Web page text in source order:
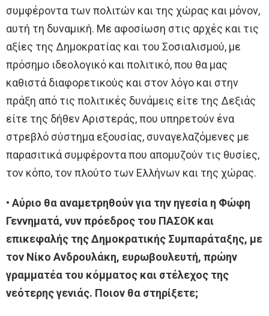
συμφέροντα των πολιτών και της χώρας και μόνον,
αυτή τη δυναμική. Με αφοσίωση στις αρχές και τις
αξίες της Δημοκρατίας και του Σοσιαλισμού, με
πρόσημο ιδεολογικό και πολιτικό, που θα μας
καθιστά διαφορετικούς και στον λόγο και στην
πράξη από τις πολιτικές δυνάμεις είτε της Δεξιάς
είτε της δήθεν Αριστεράς, που υπηρετούν ένα
στρεβλό σύστημα εξουσίας, συναγελαζόμενες με
παρασιτικά συμφέροντα που απομυζούν τις θυσίες,
τον κόπο, τον πλούτο των Ελλήνων και της χώρας.
• Αύριο θα αναμετρηθούν για την ηγεσία η Φώφη
Γεννηματά, νυν πρόεδρος του ΠΑΣΟΚ και
επικεφαλής της Δημοκρατικής Συμπαράταξης, με
τον Νίκο Ανδρουλάκη, ευρωβουλευτή, πρώην
γραμματέα του κόμματος και στέλεχος της
νεότερης γενιάς. Ποιον θα στηρίξετε;